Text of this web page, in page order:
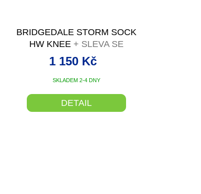
BRIDGEDALE STORM SOCK
HW KNEE + SLEVA SE
SLEVOVÝM KÓDEM
SKLADEM 2-4 DNY
1 150 Kč
DETAIL